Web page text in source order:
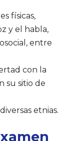
físicas,
y el habla,
entre
con la
su sitio de
etnias.